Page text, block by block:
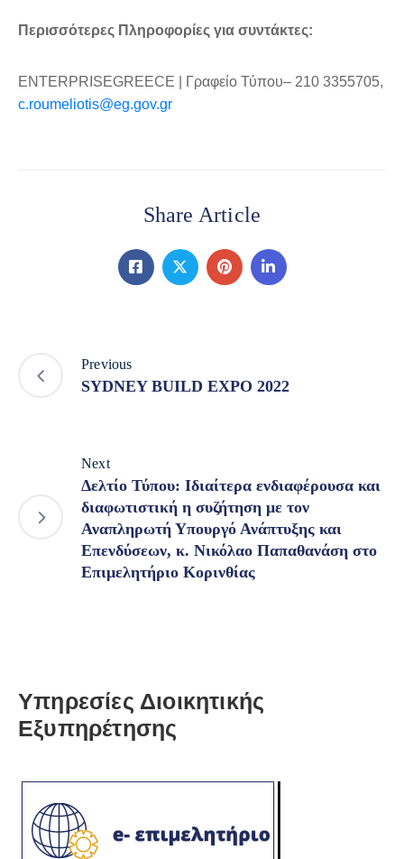
Περισσότερες Πληροφορίες για συντάκτες:
ENTERPRISEGREECE | Γραφείο Τύπου– 210 3355705,
c.roumeliotis@eg.gov.gr
Share Article
Previous
SYDNEY BUILD EXPO 2022
Next
Δελτίο Τύπου: Ιδιαίτερα ενδιαφέρουσα και
διαφωτιστική η συζήτηση με τον
Αναπληρωτή Υπουργό Ανάπτυξης και
Επενδύσεων, κ. Νικόλαο Παπαθανάση στο
Επιμελητήριο Κορινθίας
Υπηρεσίες Διοικητικής
Εξυπηρέτησης